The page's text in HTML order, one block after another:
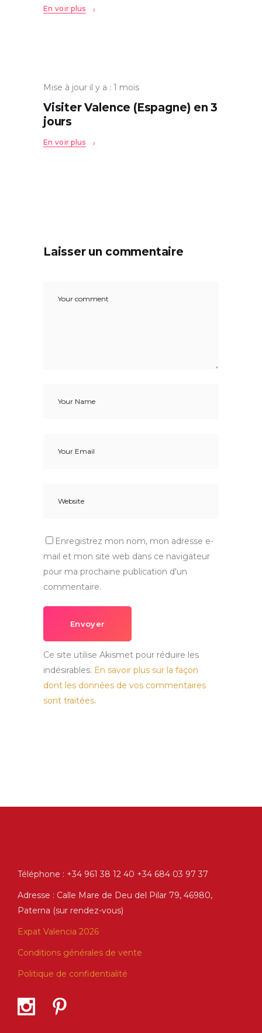
En voir plus
Mise à jour il y a : 1 mois
Visiter Valence (Espagne) en 3
jours
En voir plus
Laisser un commentaire
Enregistrez mon nom, mon adresse e-
mail et mon site web dans ce navigateur
pour ma prochaine publication d'un
commentaire.
Envoyer
Ce site utilise Akismet pour réduire les
indésirables. En savoir plus sur la façon
dont les données de vos commentaires
sont traitées.
Téléphone : +34 961 38 12 40 +34 684 03 97 37
Adresse : Calle Mare de Deu del Pilar 79, 46980,
Paterna (sur rendez-vous)
Expat Valencia 2026
Conditions générales de vente
Politique de confidentialité